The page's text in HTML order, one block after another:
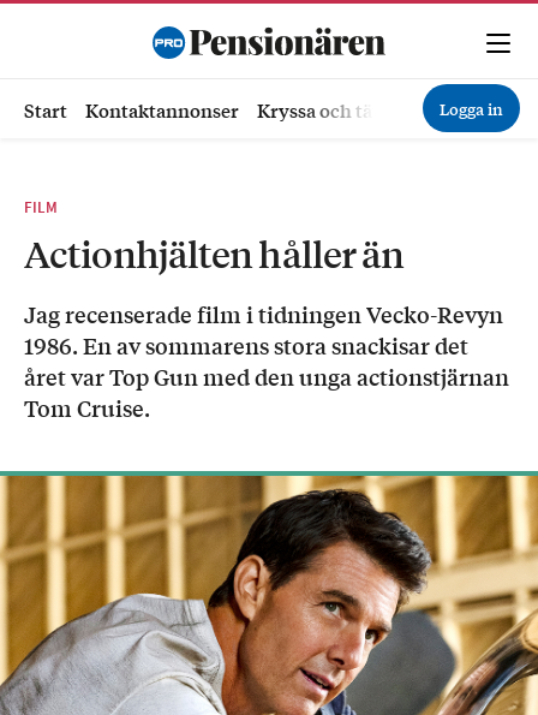
Start Kontaktannonser Kryssa och tävla Ekonomi
Logga in
FILM
Actionhjälten håller än
Jag recenserade film i tidningen Vecko-Revyn
1986. En av sommarens stora snackisar det
året var Top Gun med den unga actionstjärnan
Tom Cruise.